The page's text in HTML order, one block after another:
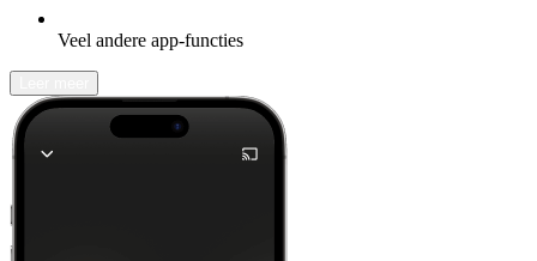
Veel andere app-functies